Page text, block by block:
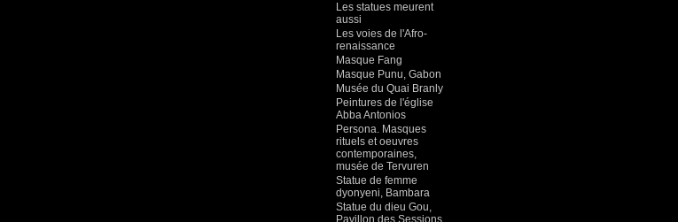
Les statues meurent
aussi
Les voies de l'Afro-
renaissance
Masque Fang
Masque Punu, Gabon
Musée du Quai Branly
Peintures de l'église
Abba Antonios
Persona. Masques
rituels et oeuvres
contemporaines,
musée de Tervuren
Statue de femme
dyonyeni, Bambara
Statue du dieu Gou,
Pavillon des Sessions,